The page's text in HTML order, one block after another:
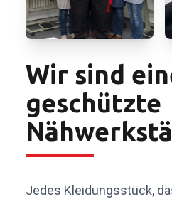
Wir sind
geschützte
Jedes Kleidungsstück,